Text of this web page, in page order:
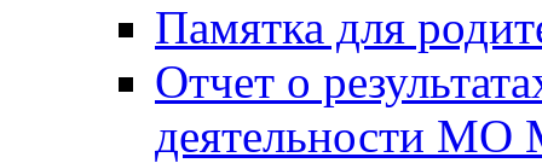
Памятка для
Отчет о
деятельности МО